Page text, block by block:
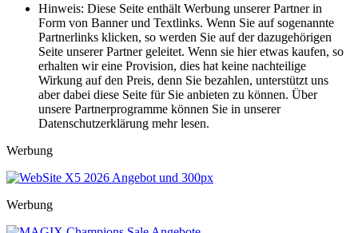
2025:
Bis
zu
40
%
sparen
auf
Notebooks,
Hinweis: Diese Seite enthält Werbung unserer Partner in
Form von Banner und Textlinks. Wenn Sie auf sogenannte
Partnerlinks klicken, so werden Sie auf der dazugehörigen
Seite unserer Partner geleitet. Wenn sie hier etwas kaufen, so
erhalten wir eine Provision, dies hat keine nachteilige
Wirkung auf den Preis, denn Sie bezahlen, unterstützt uns
aber dabei diese Seite für Sie anbieten zu können. Über
unsere Partnerprogramme können Sie in unserer
Datenschutzerklärung mehr lesen.
Werbung
Werbung